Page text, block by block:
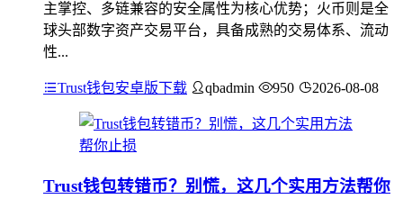
主掌控、多链兼容的安全属性为核心优势；火币则是全
球头部数字资产交易平台，具备成熟的交易体系、流动
性...
Trust钱包安卓版下载 qbadmin 950 2026-08-08
Trust钱包转错币？别慌，这几个实用方法帮你